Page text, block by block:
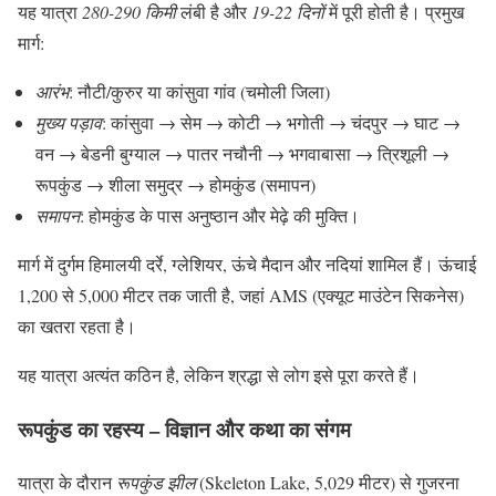
यह यात्रा 280-290 किमीलंबी है और 19-22 दिनोंमें पूरी होती है। प्रमुख
मार्ग:
आरंभ: नौटी/कुरुर या कांसुवा गांव (चमोली जिला)
मुख्य पड़ाव: कांसुवा → सेम → कोटी → भगोती → चंदपुर → घाट →
वन → बेडनी बुग्याल → पातर नचौनी → भगवाबासा → त्रिशूली →
रूपकुंड → शीला समुद्र → होमकुंड (समापन)
समापन: होमकुंड के पास अनुष्ठान और मेढ़े की मुक्ति।
मार्ग में दुर्गम हिमालयी दर्रे, ग्लेशियर, ऊंचे मैदान और नदियां शामिल हैं। ऊंचाई
1,200 से 5,000 मीटर तक जाती है, जहां AMS (एक्यूट माउंटेन सिकनेस)
का खतरा रहता है।
यह यात्रा अत्यंत कठिन है, लेकिन श्रद्धा से लोग इसे पूरा करते हैं।
रूपकुंड का रहस्य – विज्ञान और कथा का संगम
यात्रा के दौरान रूपकुंड झील(Skeleton Lake, 5,029 मीटर) से गुजरना